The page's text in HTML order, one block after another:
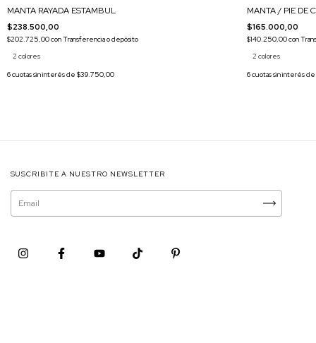
MANTA RAYADA ESTAMBUL
$238.500,00
$202.725,00conTransferencia o depósito
2 colores
6cuotas sin interés de $39.750,00
MANTA / PIE DE
$165.000,00
$140.250,00con
2 colores
6cuotas sin interés de
SUSCRIBITE A NUESTRO NEWSLETTER